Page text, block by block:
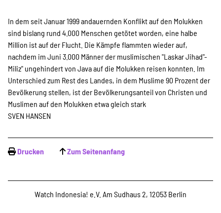
In dem seit Januar 1999 andauernden Konflikt auf den Molukken
sind bislang rund 4.000 Menschen getötet worden, eine halbe
Million ist auf der Flucht. Die Kämpfe flammten wieder auf,
nachdem im Juni 3.000 Männer der muslimischen "Laskar Jihad"-
Miliz" ungehindert von Java auf die Molukken reisen konnten. Im
Unterschied zum Rest des Landes, in dem Muslime 90 Prozent der
Bevölkerung stellen, ist der Bevölkerungsanteil von Christen und
Muslimen auf den Molukken etwa gleich stark
SVEN HANSEN
Drucken Zum Seitenanfang
Watch Indonesia! e.V. Am Sudhaus 2, 12053 Berlin